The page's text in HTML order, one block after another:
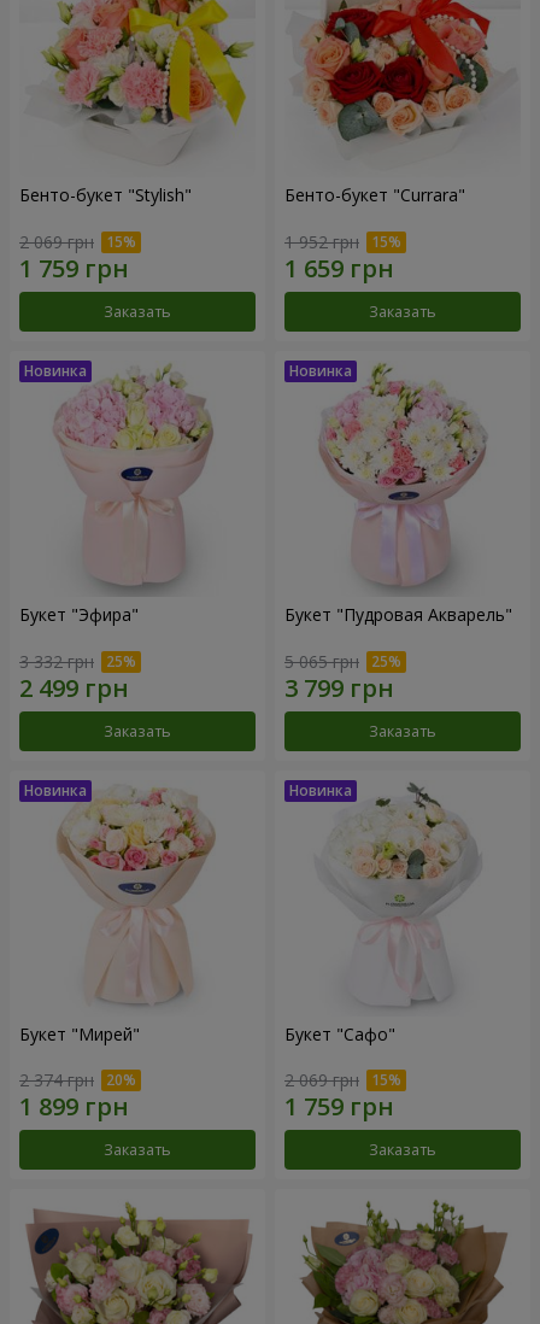
Бенто-букет "Stylish"
2 069 грн
Заказать
Бенто-букет "Currara"
1 952 грн
Заказать
Букет "Эфира"
3 332 грн
Заказать
Букет "Пудровая Акварель"
5 065 грн
Заказать
Букет "Мирей"
2 374 грн
Заказать
Букет "Сафо"
2 069 грн
Заказать